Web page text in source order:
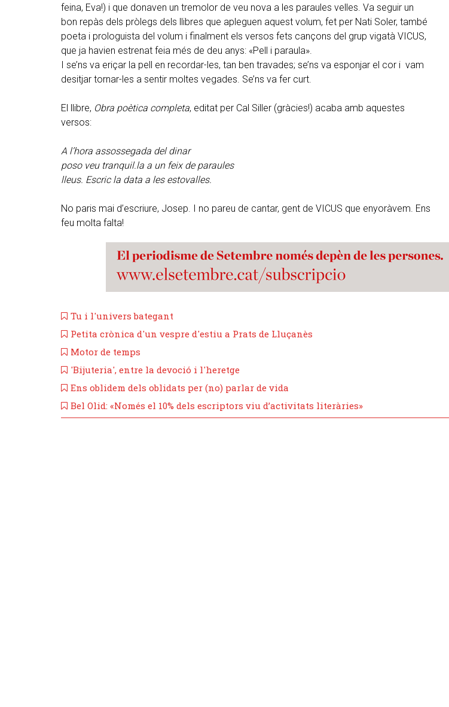
feina, Eva!) i que donaven un tremolor de veu nova a les paraules velles. Va seguir un
bon repàs dels pròlegs dels llibres que apleguen aquest volum, fet per Nati Soler, també
poeta i prologuista del volum i finalment els versos fets cançons del grup vigatà VICUS,
que ja havien estrenat feia més de deu anys: «Pell i paraula».
I se’ns va eriçar la pell en recordar-les, tan ben travades; se’ns va esponjar el cor i vam
desitjar tornar-les a sentir moltes vegades. Se’ns va fer curt.
El llibre, Obra poètica completa, editat per Cal Siller (gràcies!) acaba amb aquestes
versos:
A l’hora assossegada del dinar
poso veu tranquil.la a un feix de paraules
lleus. Escric la data a les estovalles.
No paris mai d’escriure, Josep. I no pareu de cantar, gent de VICUS que enyoràvem. Ens
feu molta falta!
Tu i l'univers bategant
Petita crònica d'un vespre d'estiu a Prats de Lluçanès
Motor de temps
'Bijuteria', entre la devoció i l'heretge
Ens oblidem dels oblidats per (no) parlar de vida
Bel Olid: «Només el 10% dels escriptors viu d’activitats literàries»